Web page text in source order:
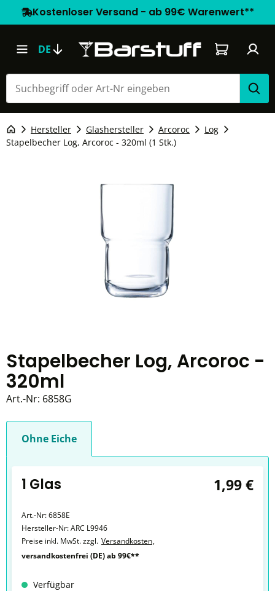
Kostenloser Versand - ab 99€ Warenwert**
DE Warenkorb
Hersteller Glashersteller Arcoroc
Log
Stapelbecher Log, Arcoroc - 320ml (1 Stk.)
Stapelbecher Log, Arcoroc -
320ml
Art.-Nr: 6858G
Ohne Eiche
1 Glas 1,99 €
Art.-Nr:6858E
Hersteller-Nr:ARC L9946
Preise inkl. MwSt. zzgl. Versandkosten,
versandkostenfrei (DE) ab 99€**
Verfügbar